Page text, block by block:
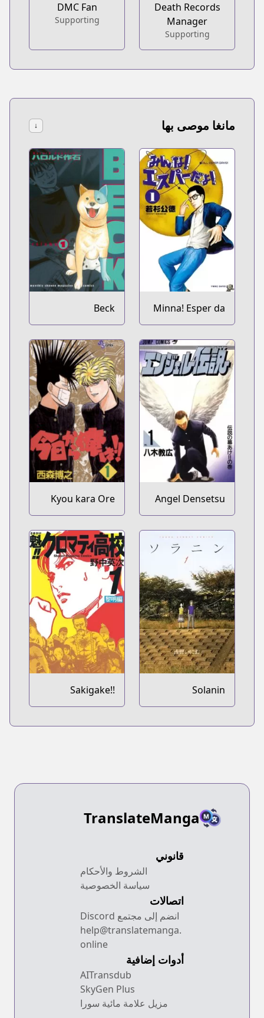
Death Records
Manager
Supporting
DMC Fan
Supporting
مانغا موصى بها ↓
Minna! Esper da
yo!
Beck
Angel Densetsu
Kyou kara Ore
wa!!
Solanin
Sakigake!!
Cromartie
TranslateManga
قانوني
الشروط والأحكام
سياسة الخصوصية
اتصالات
انضم إلى مجتمع Discord
help@translatemanga.
online
أدوات إضافية
AITransdub
SkyGen Plus
مزيل علامة مائية سورا